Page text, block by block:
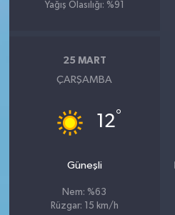
Yağış Olasılığı: %91
25 MART
ÇARŞAMBA
12°
Güneşli
Nem: %63
Rüzgar: 15 km/h